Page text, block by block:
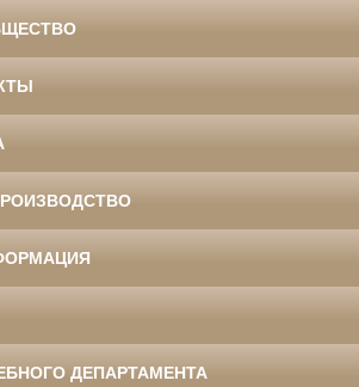
ДЕПАРТАМЕНТА